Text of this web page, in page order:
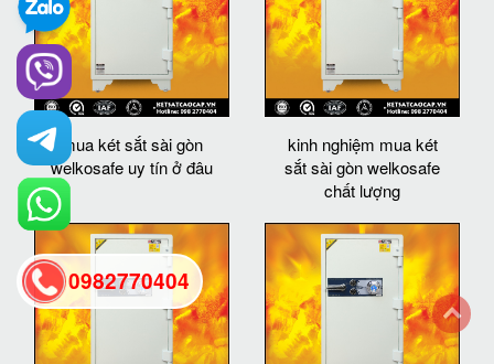
mua két sắt sài gòn
welkosafe uy tín ở đâu
kinh nghiệm mua két
sắt sài gòn welkosafe
chất lượng
0982770404
back